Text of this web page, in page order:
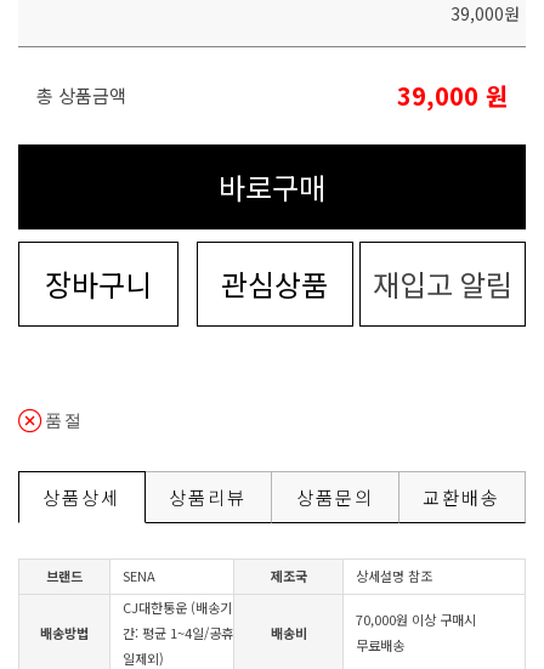
39,000원
총 상품금액 39,000 원
바로구매
장바구니 관심상품 재입고 알림
품절
상품상세 상품리뷰 상품문의 교환배송
브랜드 SENA 제조국 상세설명 참조
배송방법
CJ대한통운 (배송기
간: 평균 1~4일/공휴
일제외)
배송비
70,000원 이상 구매시
무료배송